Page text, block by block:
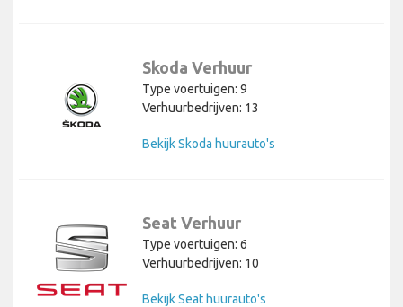
Skoda Verhuur
Type voertuigen: 9
Verhuurbedrijven: 13
Bekijk Skoda huurauto's
Seat Verhuur
Type voertuigen: 6
Verhuurbedrijven: 10
Bekijk Seat huurauto's